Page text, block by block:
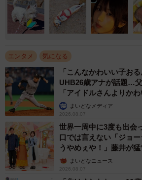
エンタメ 気になる
「こんなかわいい子お
UHB26歳アナが話題…
「アイドルさんよりか
か」まいどなメディア
2026.08.07
世界一周中に3度も出会
口では言えない「ジョ
うやめぇや！」藤井が
ん】まいどなニュース
2026.08.07